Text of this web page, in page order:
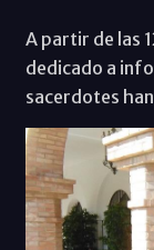
A partir de las
dedicado a
sacerdotes